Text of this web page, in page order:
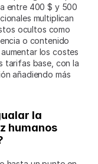
entre 400 $ y 500
multiplican
ocultos como
o contenido
los costes
tarifas base, con la
añadiendo más
la
humanos